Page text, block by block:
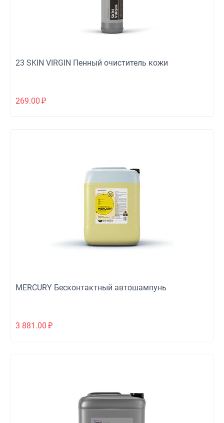
23 SKIN VIRGIN Пенный очиститель кожи
269.00 ₽
MERCURY Бесконтактный автошампунь
3 881.00 ₽